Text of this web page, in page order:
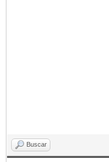
Buscar